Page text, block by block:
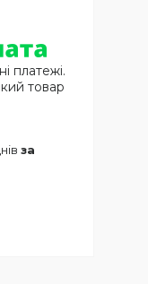
платежі.
товар
за